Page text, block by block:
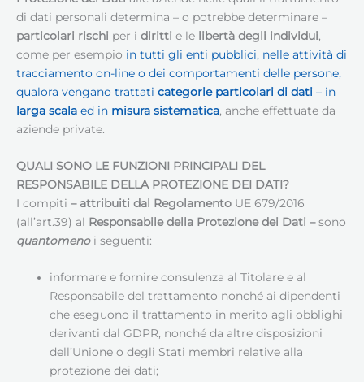
di dati personali determina – o potrebbe determinare –
particolari rischi per i diritti e le libertà degli individui,
come per esempio in tutti gli enti pubblici, nelle attività di
tracciamento on-line o dei comportamenti delle persone,
qualora vengano trattati categorie particolari di dati – in
larga scala ed in misura sistematica, anche effettuate da
aziende private.
QUALI SONO LE FUNZIONI PRINCIPALI DEL
RESPONSABILE DELLA PROTEZIONE DEI DATI?
I compiti – attribuiti dal Regolamento UE 679/2016
(all’art.39) al Responsabile della Protezione dei Dati –sono
quantomenoi seguenti:
informare e fornire consulenza al Titolare e al
Responsabile del trattamento nonché ai dipendenti
che eseguono il trattamento in merito agli obblighi
derivanti dal GDPR, nonché da altre disposizioni
dell’Unione o degli Stati membri relative alla
protezione dei dati;